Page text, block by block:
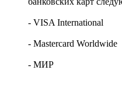
- VISA International
- Mastercard Worldwide
- МИР